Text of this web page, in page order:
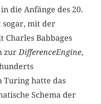
die Anfänge des 20.
mit der
Charles Babbages
zurDifferenceEngine,
Turing hatte das
Schema der